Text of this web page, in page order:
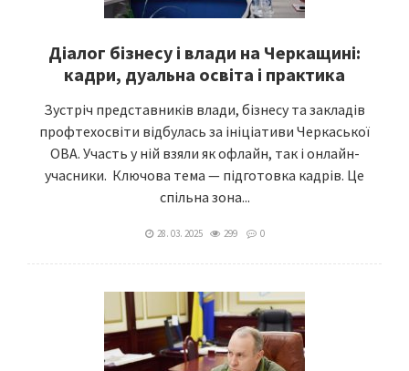
Діалог бізнесу і влади на Черкащині:
кадри, дуальна освіта і практика
Зустріч представників влади, бізнесу та закладів
профтехосвіти відбулась за ініціативи Черкаської
ОВА. Участь у ній взяли як офлайн, так і онлайн-
учасники. Ключова тема — підготовка кадрів. Це
спільна зона...
28. 03. 2025 299 0